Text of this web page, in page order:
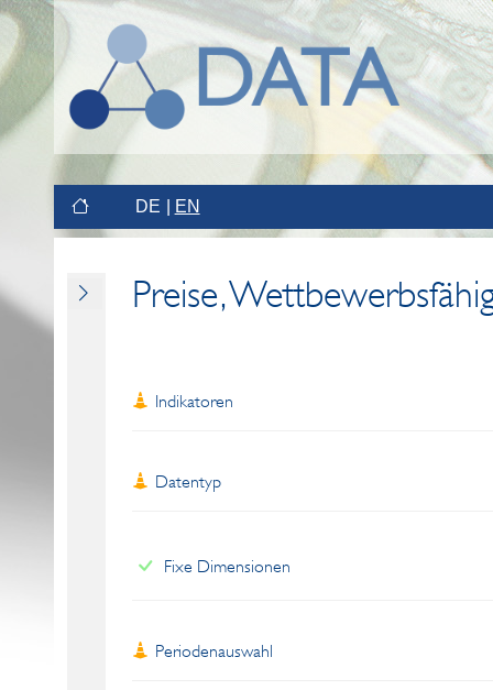
DE EN
Preise,
Indikatoren
Datentyp
Fixe Dimensionen
Periodenauswahl